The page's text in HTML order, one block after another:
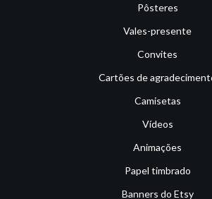
Pôsteres
Vales-presente
Convites
Cartões de
Camisetas
Vídeos
Animações
Papel timbrado
Banners do Etsy